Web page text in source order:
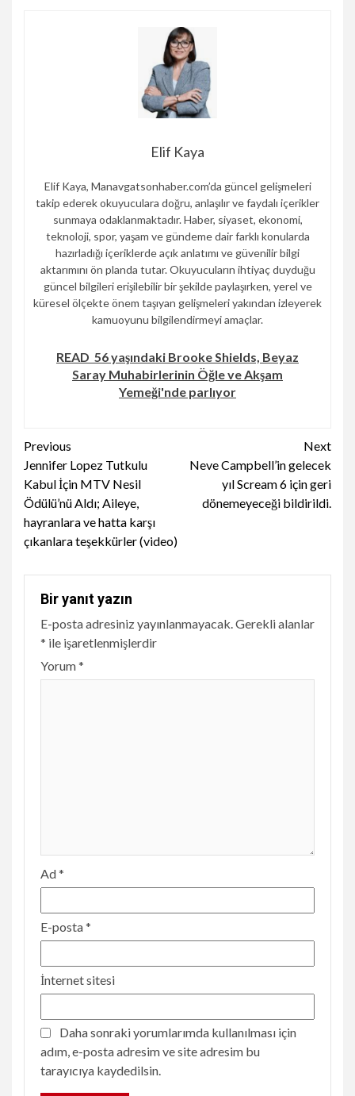
Elif Kaya
Elif Kaya, Manavgatsonhaber.com’da güncel gelişmeleri
takip ederek okuyuculara doğru, anlaşılır ve faydalı içerikler
sunmaya odaklanmaktadır. Haber, siyaset, ekonomi,
teknoloji, spor, yaşam ve gündeme dair farklı konularda
hazırladığı içeriklerde açık anlatımı ve güvenilir bilgi
aktarımını ön planda tutar. Okuyucuların ihtiyaç duyduğu
güncel bilgileri erişilebilir bir şekilde paylaşırken, yerel ve
küresel ölçekte önem taşıyan gelişmeleri yakından izleyerek
kamuoyunu bilgilendirmeyi amaçlar.
READ 56 yaşındaki Brooke Shields, Beyaz
Saray Muhabirlerinin Öğle ve Akşam
Yemeği'nde parlıyor
Continue
Reading
Previous
Jennifer Lopez Tutkulu
Kabul İçin MTV Nesil
Ödülü’nü Aldı; Aileye,
hayranlara ve hatta karşı
çıkanlara teşekkürler (video)
Next
Neve Campbell’in gelecek
yıl Scream 6 için geri
dönemeyeceği bildirildi.
Bir yanıt yazın
E-posta adresiniz yayınlanmayacak. Gerekli alanlar
* ile işaretlenmişlerdir
Yorum*
Ad*
E-posta*
İnternet sitesi
Daha sonraki yorumlarımda kullanılması için
adım, e-posta adresim ve site adresim bu
tarayıcıya kaydedilsin.